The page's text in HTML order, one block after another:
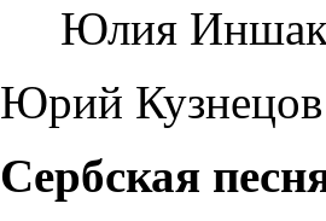
Юлия
Юрий Кузнецов
Сербская